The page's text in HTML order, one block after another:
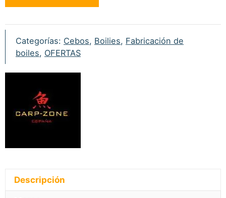
Flavours
cantidad
Categorías: Cebos, Boilies, Fabricación de
boiles, OFERTAS
Descripción